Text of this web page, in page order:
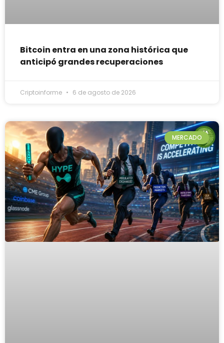
Bitcoin entra en una zona histórica que
anticipó grandes recuperaciones
Criptoinforme 6 de agosto de 2026
MERCADO